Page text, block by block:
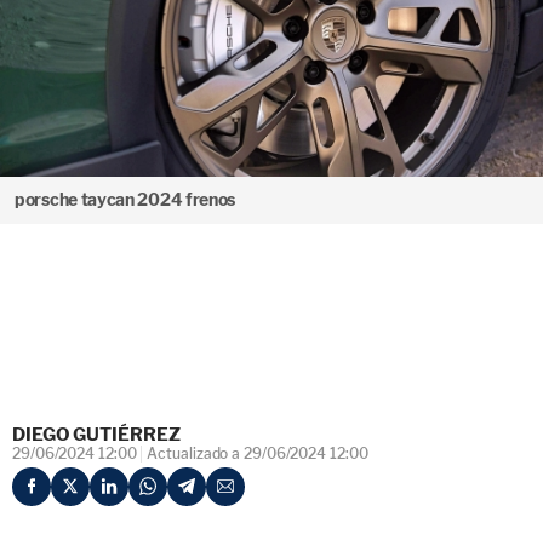
porsche taycan 2024 frenos
DIEGO GUTIÉRREZ
29/06/2024 12:00 Actualizado a 29/06/2024 12:00